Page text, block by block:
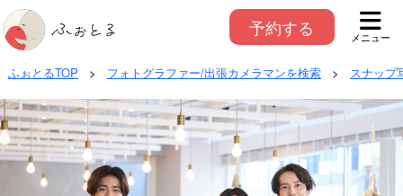
予約する メニュー
ふぉとるTOP > フォトグラファー/出張カメラマンを検索 > スナップ